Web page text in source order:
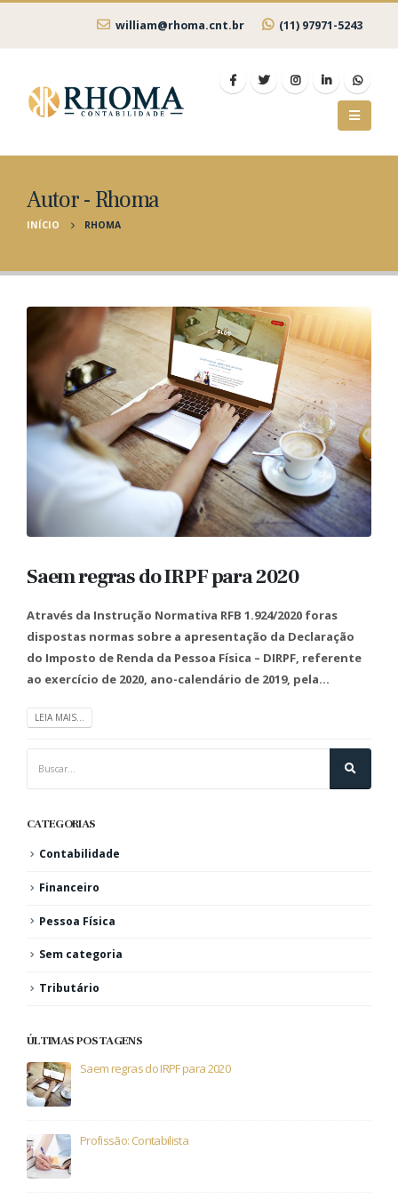
william@rhoma.cnt.br (11) 97971-5243
Autor - Rhoma
INÍCIO RHOMA
Saem regras do IRPF para 2020
Através da Instrução Normativa RFB 1.924/2020 foras
dispostas normas sobre a apresentação da Declaração
do Imposto de Renda da Pessoa Física – DIRPF, referente
ao exercício de 2020, ano-calendário de 2019, pela...
LEIA MAIS...
CATEGORIAS
Contabilidade
Financeiro
Pessoa Física
Sem categoria
Tributário
ÚLTIMAS POSTAGENS
Saem regras do IRPF para 2020
Profissão: Contabilista